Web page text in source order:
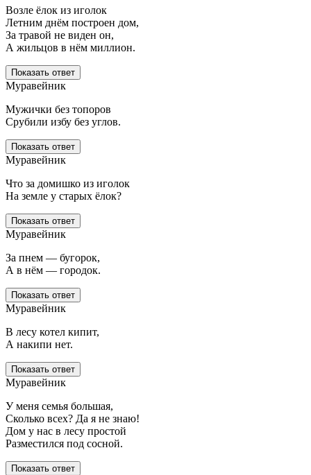
Возле ёлок из иголок
Летним днём построен дом,
За травой не виден он,
А жильцов в нём миллион.
Показать ответ
Муравейник
Мужички без топоров
Срубили избу без углов.
Показать ответ
Муравейник
Что за домишко из иголок
На земле у старых ёлок?
Показать ответ
Муравейник
За пнем — бугорок,
А в нём — городок.
Показать ответ
Муравейник
В лесу котел кипит,
А накипи нет.
Показать ответ
Муравейник
У меня семья большая,
Сколько всех? Да я не знаю!
Дом у нас в лесу простой
Разместился под сосной.
Показать ответ